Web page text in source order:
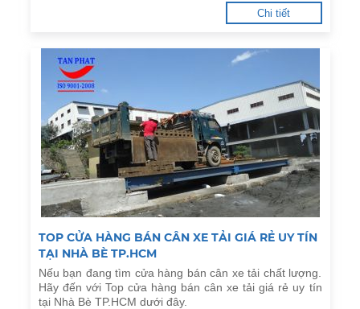
Chi tiết
TOP CỬA HÀNG BÁN CÂN XE TẢI GIÁ RẺ UY TÍN
TẠI NHÀ BÈ TP.HCM
Nếu bạn đang tìm cửa hàng bán cân xe tải chất lượng.
Hãy đến với Top cửa hàng bán cân xe tải giá rẻ uy tín
tại Nhà Bè TP.HCM dưới đây.